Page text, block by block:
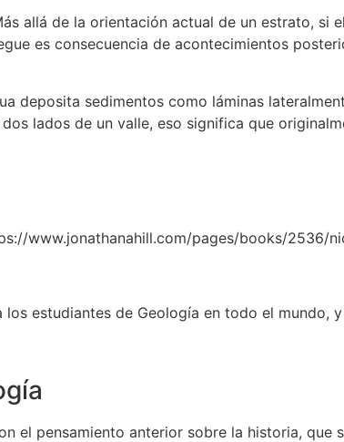
allá de la orientación actual de un estrato, si
es consecuencia de acontecimientos
deposita sedimentos como láminas
lados de un valle, eso significa que
www.jonathanahill.com/pages/books/2536/
estudiantes de Geología en todo el
el pensamiento anterior sobre la historia,